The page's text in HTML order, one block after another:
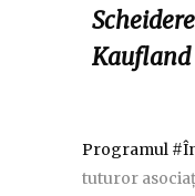
Programul
tuturor